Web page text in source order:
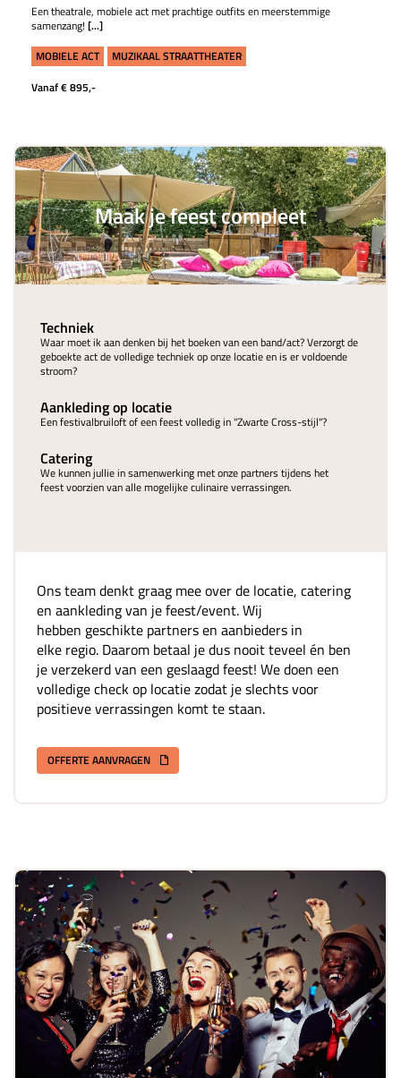
Een theatrale, mobiele act met prachtige outfits en meerstemmige
samenzang! [...]
MOBIELE ACT
MUZIKAAL STRAATTHEATER
Vanaf € 895,-
Maak je feest compleet
Techniek
Waar moet ik aan denken bij het boeken van een band/act? Verzorgt de
geboekte act de volledige techniek op onze locatie en is er voldoende
stroom?
Aankleding op locatie
Een festivalbruiloft of een feest volledig in "Zwarte Cross-stijl"?
Catering
We kunnen jullie in samenwerking met onze partners tijdens het
feest voorzien van alle mogelijke culinaire verrassingen.
Ons team denkt graag mee over de locatie, catering
en aankleding van je feest/event. Wij
hebben geschikte partners en aanbieders in
elke regio. Daarom betaal je dus nooit teveel én ben
je verzekerd van een geslaagd feest! We doen een
volledige check op locatie zodat je slechts voor
positieve verrassingen komt te staan.
OFFERTE AANVRAGEN